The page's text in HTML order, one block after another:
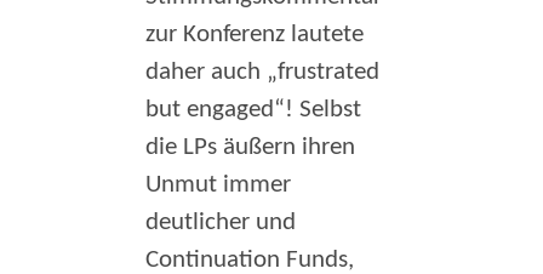
zur Konferenz lautete
daher auch „frustrated
but engaged“! Selbst
die LPs äußern ihren
Unmut immer
deutlicher und
Continuation Funds,